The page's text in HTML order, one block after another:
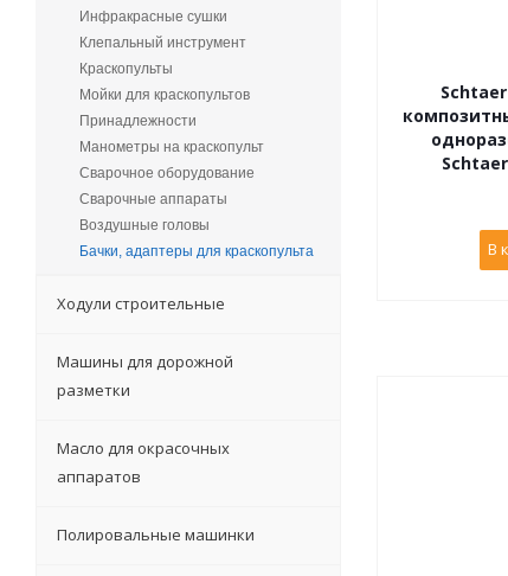
Schtaer
В
Инфракрасные сушки
Клепальный инструмент
Краскопульты
Мойки для краскопультов
Принадлежности
Манометры на краскопульт
Сварочное оборудование
Сварочные аппараты
Воздушные головы
Бачки, адаптеры для краскопульта
Ходули строительные
Машины для дорожной
разметки
Масло для окрасочных
аппаратов
Полировальные машинки